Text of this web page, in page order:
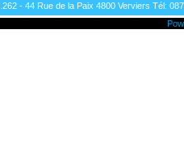
- 44 Rue de la Paix 4800 Verviers Tél: